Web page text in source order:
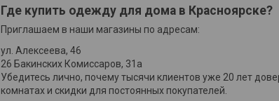
Где купить одежду для дома в Красноярске?
Приглашаем в наши магазины по адресам:
ул. Алексеева, 46
26 Бакинских Комиссаров, 31а
Убедитесь лично, почему тысячи клиентов уже 20 лет
комнатах и скидки для постоянных покупателей.